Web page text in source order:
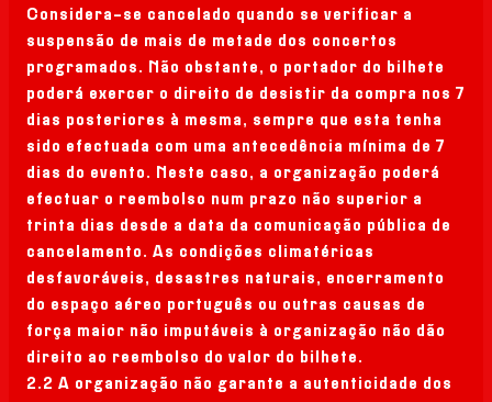
Considera-se cancelado quando se verificar a
suspensão de mais de metade dos concertos
programados. Não obstante, o portador do bilhete
poderá exercer o direito de desistir da compra nos 7
dias posteriores à mesma, sempre que esta tenha
sido efectuada com uma antecedência mínima de 7
dias do evento. Neste caso, a organização poderá
efectuar o reembolso num prazo não superior a
trinta dias desde a data da comunicação pública de
cancelamento. As condições climatéricas
desfavoráveis, desastres naturais, encerramento
do espaço aéreo português ou outras causas de
força maior não imputáveis à organização não dão
direito ao reembolso do valor do bilhete.
2.2 A organização não garante a autenticidade dos